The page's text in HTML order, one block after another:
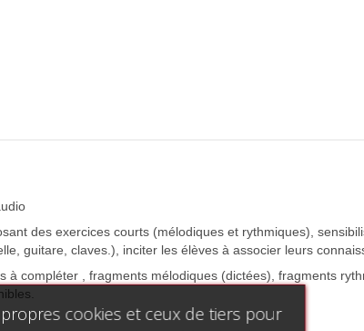
des exercices courts (mélodiques et rythmiques),
guitare, claves.), inciter les élèves à associer leurs
compléter , fragments mélodiques (dictées), fragments
cookies et ceux de tiers pour